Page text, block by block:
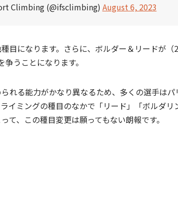
Climbing (@ifsclimbing) August 6, 2023
目になります。さらに、ボルダー＆リードが（
うことになります。
れる能力がかなり異なるため、多くの選手はパ
イミングの種目のなかで「リード」「ボルダリ
、この種目変更は願ってもない朗報です。